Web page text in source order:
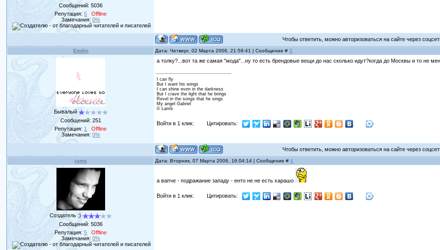
Сообщений: 5036
Репутация:5
Offline
Замечания: 0%
Чтобы ответить, можно авторизоваться на сайте через
Emilin Дата: Четверг, 02 Марта 2006, 21:59:41 | Сообщение #3
Бывалый
Сообщений: 251
Репутация: 1
Offline
Замечания: 0%
а толку?...вот та же самая "мода"...ну то есть брендовые вещи до нас сколько идут?когда до Москвы и то не
I can fly
But I want his wings
I can shine even in the darkness
But I crave the light that he brings
Revel in the songs that he sings
My angel Gabriel
© Lamb
Войти в 1 клик: Цитировать:
Чтобы ответить, можно авторизоваться на сайте через
rams Дата: Вторник, 07 Марта 2006, 16:04:14 | Сообщение #4
Создатель :)
Сообщений: 5036
Репутация:5
Offline
Замечания: 0%
а вапче - подражание западу - енто не не есть харашо
Войти в 1 клик: Цитировать: